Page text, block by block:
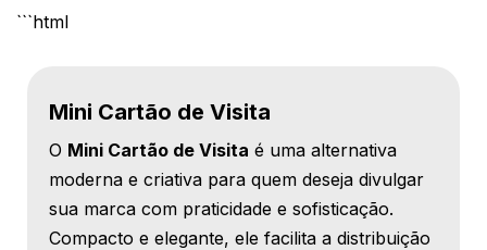
```html
Mini Cartão de Visita
O Mini Cartão de Visita é uma alternativa
moderna e criativa para quem deseja divulgar
sua marca com praticidade e sofisticação.
Compacto e elegante, ele facilita a distribuição